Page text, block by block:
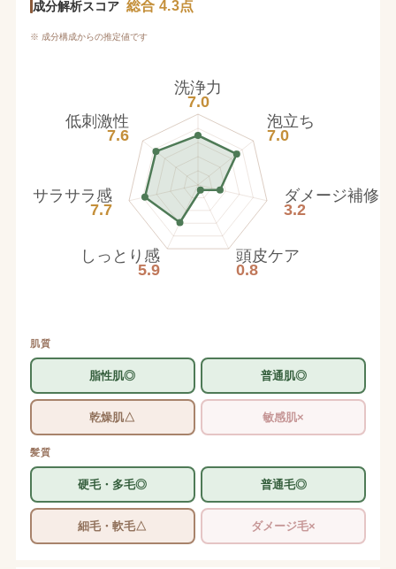
成分解析スコア 総合 4.3点
※ 成分構成からの推定値です
洗浄力
7.0
泡立ち
7.0
ダメージ補修
3.2
頭皮ケア
0.8
しっとり感
5.9
サラサラ感
7.7
低刺激性
7.6
肌質
脂性肌◎ 普通肌◎
乾燥肌△ 敏感肌×
髪質
硬毛・多毛◎ 普通毛◎
細毛・軟毛△ ダメージ毛×